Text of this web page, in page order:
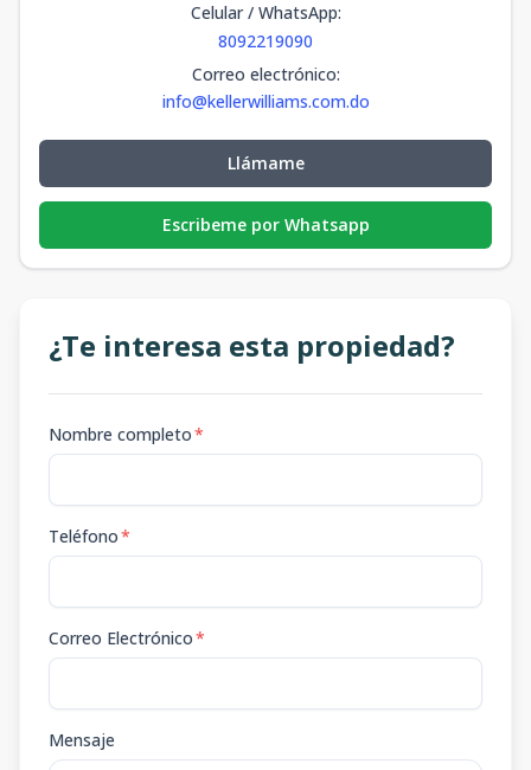
Celular / WhatsApp:
8092219090
Correo electrónico:
info@kellerwilliams.com.do
Llámame
Escribeme por Whatsapp
¿Te interesa esta propiedad?
Nombre completo*
Teléfono*
Correo Electrónico*
Mensaje